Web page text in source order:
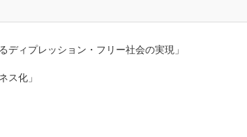
ディプレッション・フリー社会の実現」
ス化」